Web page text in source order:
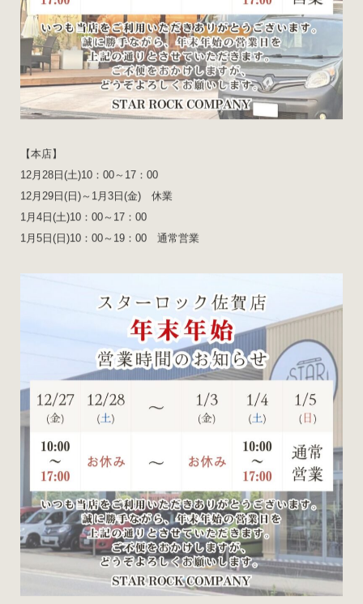
【本店】
12月28日(土)10：00～17：00
12月29日(日)～1月3日(金) 休業
1月4日(土)10：00～17：00
1月5日(日)10：00～19：00 通常営業